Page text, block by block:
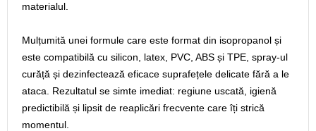
materialul.
Mulțumită unei formule care este format din isopropanol și
este compatibilă cu silicon, latex, PVC, ABS și TPE, spray-ul
curăță și dezinfectează eficace suprafețele delicate fără a le
ataca. Rezultatul se simte imediat: regiune uscată, igienă
predictibilă și lipsit de reaplicări frecvente care îți strică
momentul.